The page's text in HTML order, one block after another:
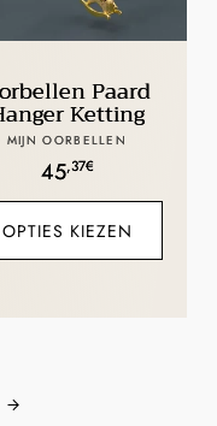
Paard
Ketting
Verkoper:
MIJN OORBELLEN
Normale
prijs
45,37€
OPTIES KIEZEN